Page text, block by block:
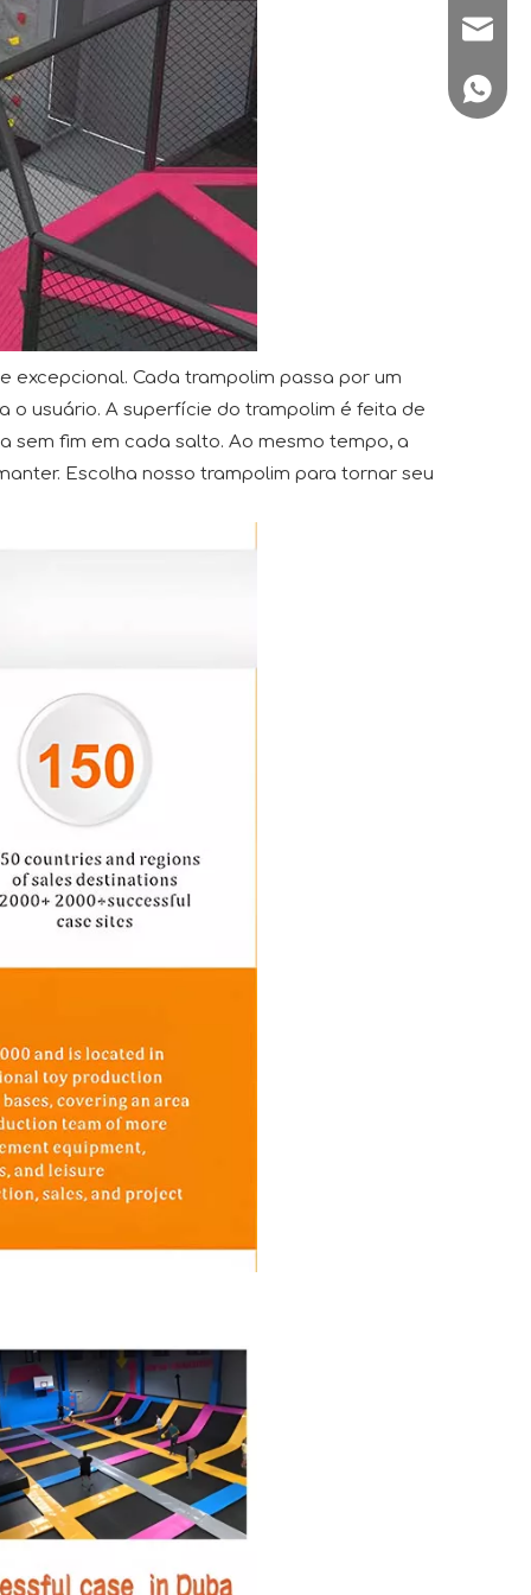
excepcional. Cada trampolim passa por um
usuário. A superfície do trampolim é feita de
sem fim em cada salto. Ao mesmo tempo, a
Escolha nosso trampolim para tornar seu